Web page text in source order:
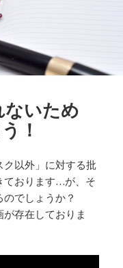
いため
！
以外」に対する批
ております…が、そ
でしょうか？
存在しておりま